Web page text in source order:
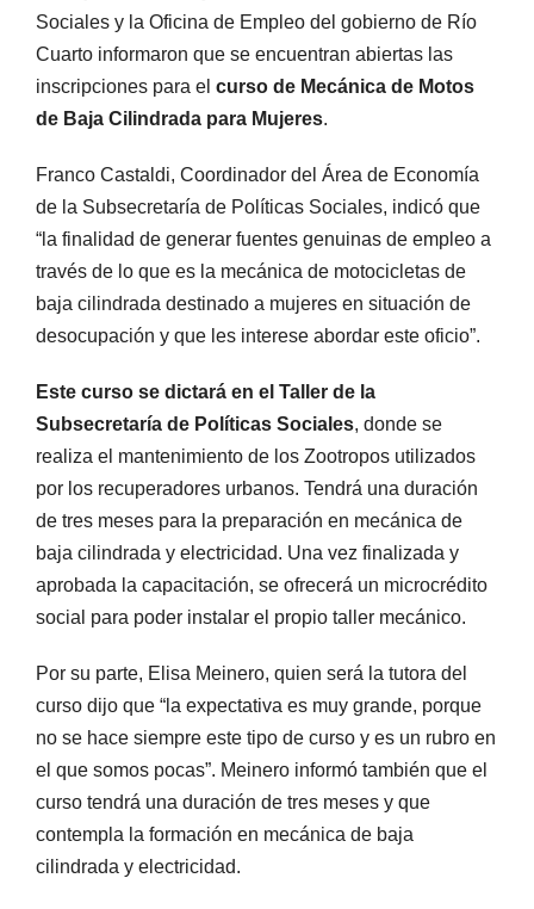
Sociales y la Oficina de Empleo del gobierno de Río
Cuarto informaron que se encuentran abiertas las
inscripciones para el curso de Mecánica de Motos
de Baja Cilindrada para Mujeres.
Franco Castaldi, Coordinador del Área de Economía
de la Subsecretaría de Políticas Sociales, indicó que
“la finalidad de generar fuentes genuinas de empleo a
través de lo que es la mecánica de motocicletas de
baja cilindrada destinado a mujeres en situación de
desocupación y que les interese abordar este oficio”.
Este curso se dictará en el Taller de la
Subsecretaría de Políticas Sociales, donde se
realiza el mantenimiento de los Zootropos utilizados
por los recuperadores urbanos. Tendrá una duración
de tres meses para la preparación en mecánica de
baja cilindrada y electricidad. Una vez finalizada y
aprobada la capacitación, se ofrecerá un microcrédito
social para poder instalar el propio taller mecánico.
Por su parte, Elisa Meinero, quien será la tutora del
curso dijo que “la expectativa es muy grande, porque
no se hace siempre este tipo de curso y es un rubro en
el que somos pocas”. Meinero informó también que el
curso tendrá una duración de tres meses y que
contempla la formación en mecánica de baja
cilindrada y electricidad.